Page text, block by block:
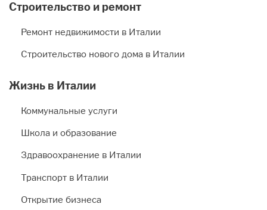
Строительство и ремонт
Ремонт недвижимости в Италии
Строительство нового дома в Италии
Жизнь в Италии
Коммунальные услуги
Школа и образование
Здравоохранение в Италии
Транспорт в Италии
Открытие бизнеса